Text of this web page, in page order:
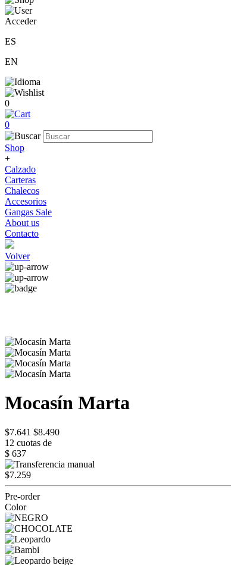
Acceder
ES
EN
0
0
Shop
+
Calzado
Carteras
Chalecos
Accesorios
Gangas Sale
About us
Contacto
Volver
Mocasín Marta
$7.641 $8.490
12 cuotas de
$ 637
$7.259
Pre-order
Color